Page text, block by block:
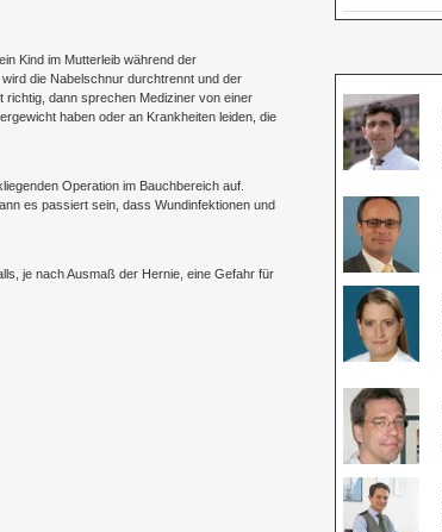
Kind im Mutterleib während der
die Nabelschnur durchtrennt und der
dann sprechen Mediziner von einer
haben oder an Krankheiten leiden, die
Operation im Bauchbereich auf.
es passiert sein, dass Wundinfektionen und
je nach Ausmaß der Hernie, eine Gefahr für